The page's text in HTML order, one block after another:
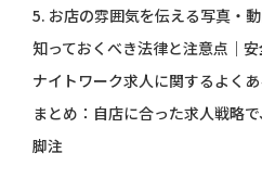
5. お店の雰囲気を伝える写真・
知っておくべき法律と注意点｜
ナイトワーク求人に関するよくあ
まとめ：自店に合った求人戦略
脚注